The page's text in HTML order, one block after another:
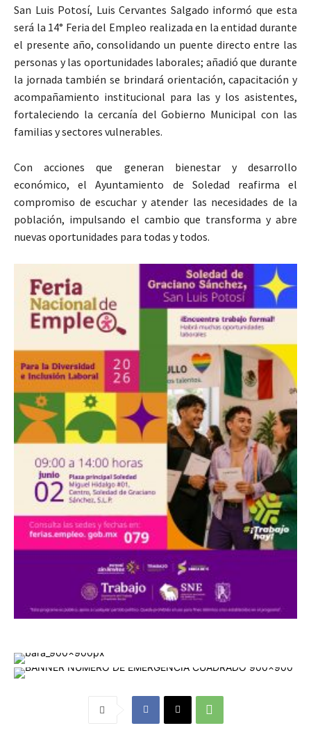
San Luis Potosí, Luis Cervantes Salgado informó que esta
será la 14° Feria del Empleo realizada en la entidad durante
el presente año, consolidando un puente directo entre las
personas y las oportunidades laborales; añadió que durante
la jornada también se brindará orientación, capacitación y
acompañamiento institucional para las y los asistentes,
fortaleciendo la cercanía del Gobierno Municipal con las
familias y sectores vulnerables.
Con acciones que generan bienestar y desarrollo
económico, el Ayuntamiento de Soledad reafirma el
compromiso de escuchar y atender las necesidades de la
población, impulsando el cambio que transforma y abre
nuevas oportunidades para todas y todos.